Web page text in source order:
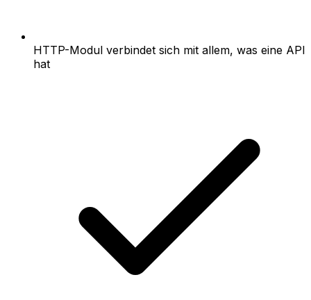
HTTP-Modul verbindet sich mit allem, was eine API
hat